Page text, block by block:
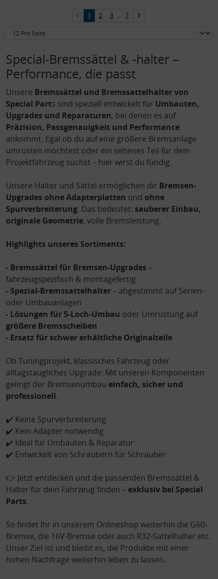
1 2 3 ... 7
Special-Bremssättel & -halter –
Performance, die passt
Unsere Bremssättel und Bremssattelhalter von
Special Parts sind speziell entwickelt für Umbauten,
Upgrades und Reparaturen, bei denen es auf
Präzision, Passgenauigkeit und Performance
ankommt. Egal ob du auf eine größere Bremsanlage
umrüsten möchtest oder ein seltenes Teil für dein
Projektfahrzeug suchst – hier wirst du fündig.
Unsere Halter und Sättel ermöglichen dir Bremsen-
Upgrades ohne Adapterplatten und ohne
Spurverbreiterung. Das bedeutet: sauberer Einbau,
originale Geometrie, volle Bremsleistung.
Highlights unseres Sortiments:
- Bremssättel für Bremsen-Upgrades –
fahrzeugspezifisch & montagefertig
- Spezial-Bremssattelhalter – abgestimmt auf Serien-
oder Umbauanlagen
- Lösungen für 5-Loch-Umbau oder Umrüstung auf
größere Bremsscheiben
- Ersatz für schwer erhältliche Originalteile
Ob Tuningprojekt, klassisches Fahrzeug oder
alltagstaugliches Upgrade: Mit unseren Komponenten
gelingt der Bremsenumbau einfach, sicher und
professionell.
✔️ Keine Spurverbreiterung
✔️ Kein Adapter notwendig
✔️ Ideal für Umbauten & Reparatur
✔️ Entwickelt von Schraubern für Schrauber
👉 Jetzt entdecken und die passenden Bremssättel &
Halter für dein Fahrzeug finden – exklusiv bei Special
Parts.
So findet Ihr in unserem Onlineshop weiterhin die G60-
Bremse, die 16V-Bremse oder auch R32-Sattelhalter etc.
Unser Ziel ist und bleibt es, die Produkte mit einer
hohen Nachfrage weiterhin leben zu lassen.